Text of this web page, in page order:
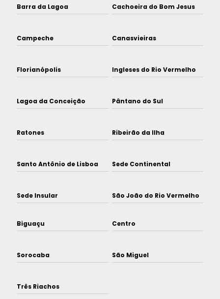
Barra da Lagoa Cachoeira do Bom Jesus
Campeche Canasvieiras
Florianópolis Ingleses do Rio Vermelho
Lagoa da Conceição Pântano do Sul
Ratones Ribeirão da Ilha
Santo Antônio de Lisboa Sede Continental
Sede Insular São João do Rio Vermelho
Biguaçu Centro
Sorocaba São Miguel
Três Riachos